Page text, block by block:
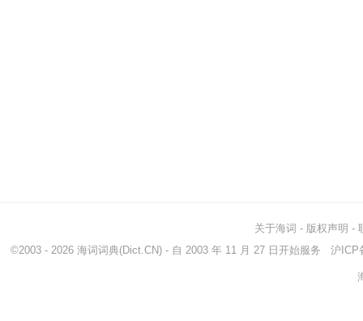
关于海词 - 版权声明 -
©2003 - 2026 海词词典(Dict.CN) - 自 2003 年 11 月 27 日开始服务 沪ICP